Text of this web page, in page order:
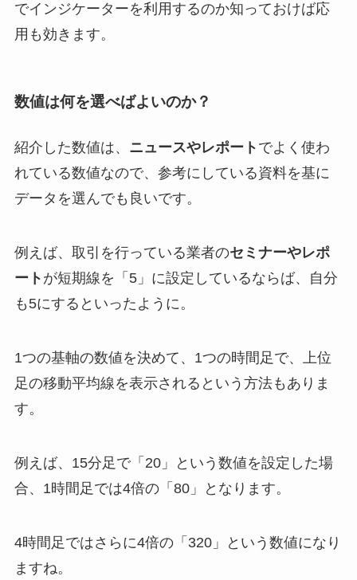
でインジケーターを利用するのか知っておけば応
用も効きます。
数値は何を選べばよいのか？
紹介した数値は、 ニュースやレポート でよく使わ
れている数値なので、参考にしている資料を基に
データを選んでも良いです。
例えば、取引を行っている業者のセミナーやレポ
ート が短期線を「5」に設定しているならば、自分
も5にするといったように。
1つの基軸の数値を決めて、1つの時間足で、上位
足の移動平均線を表示されるという方法もありま
す。
例えば、15分足で「20」という数値を設定した場
合、1時間足では4倍の「80」となります。
4時間足ではさらに4倍の「320」という数値になり
ますね。